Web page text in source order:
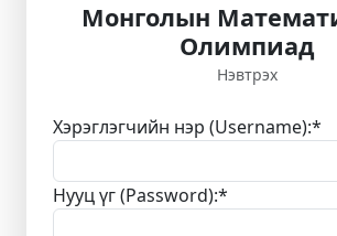
Монголын
Олимпиад
Нэвтрэх
Хэрэглэгчийн нэр (Username):*
Нууц үг (Password):*